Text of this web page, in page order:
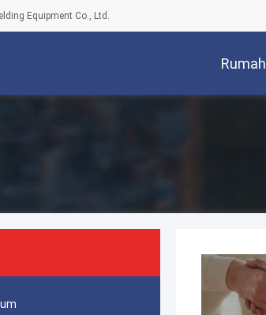
Equipment Co., Ltd.
Rumah